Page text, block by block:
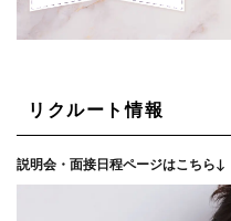
リクルート情報
説明会・面接日程ページはこちら↓